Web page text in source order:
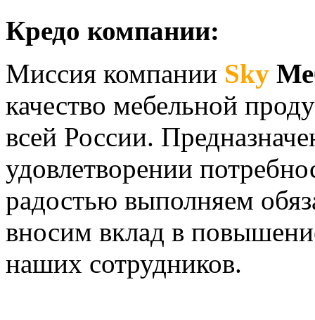
Кредо компании:
Миссия компании Sky
качество мебельной
всей России.
удовлетворении
радостью выполняем
вносим вклад в
наших сотрудников.